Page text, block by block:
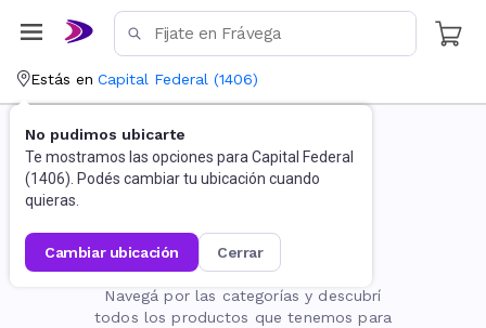
Estás en Capital Federal (1406)
No pudimos ubicarte
Te mostramos las opciones para Capital Federal
(1406). Podés cambiar tu ubicación cuando
quieras.
cambiar ubicación cerrar
La página no existe
Navegá por las categorías y descubrí
todos los productos que tenemos para